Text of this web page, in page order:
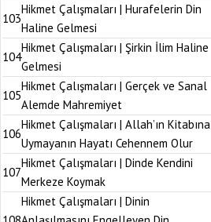
103
Hikmet Çalışmaları | Hurafelerin Din
Haline Gelmesi
104
Hikmet Çalışmaları | Şirkin İlim Haline
Gelmesi
105
Hikmet Çalışmaları | Gerçek ve Sanal
Alemde Mahremiyet
106
Hikmet Çalışmaları | Allah’ın Kitabına
Uymayanın Hayatı Cehennem Olur
107
Hikmet Çalışmaları | Dinde Kendini
Merkeze Koymak
Hikmet Çalışmaları | Dinin